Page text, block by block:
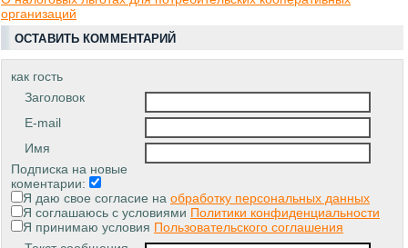
организаций
ОСТАВИТЬ КОММЕНТАРИЙ
как гость
Заголовок
E-mail
Имя
Подписка на новые
коментарии:
Я даю свое согласие на обработку персональных данных
Я соглашаюсь с условиями Политики конфиденциальности
Я принимаю условия Пользовательского соглашения